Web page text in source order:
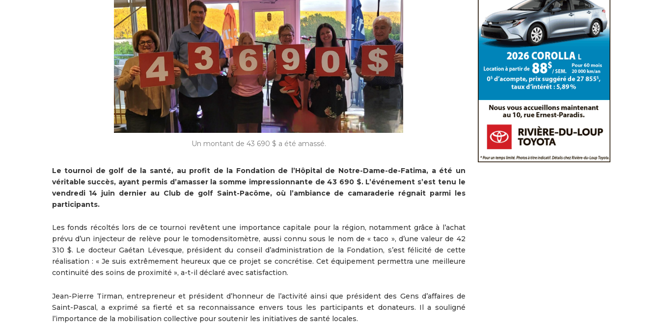
Un montant de 43 690 $ a été amassé.
Le tournoi de golf de la santé, au profit de la Fondation de l’Hôpital de Notre-Dame-de-Fatima, a été un
véritable succès, ayant permis d’amasser la somme impressionnante de 43 690 $. L’événement s’est tenu le
vendredi 14 juin dernier au Club de golf Saint-Pacôme, où l’ambiance de camaraderie régnait parmi les
participants.
Les fonds récoltés lors de ce tournoi revêtent une importance capitale pour la région, notamment grâce à l’achat
prévu d’un injecteur de relève pour le tomodensitomètre, aussi connu sous le nom de « taco », d’une valeur de 42
310 $. Le docteur Gaétan Lévesque, président du conseil d’administration de la Fondation, s’est félicité de cette
réalisation : « Je suis extrêmement heureux que ce projet se concrétise. Cet équipement permettra une meilleure
continuité des soins de proximité », a-t-il déclaré avec satisfaction.
Jean-Pierre Tirman, entrepreneur et président d’honneur de l’activité ainsi que président des Gens d’affaires de
Saint-Pascal, a exprimé sa fierté et sa reconnaissance envers tous les participants et donateurs. Il a souligné
l’importance de la mobilisation collective pour soutenir les initiatives de santé locales.